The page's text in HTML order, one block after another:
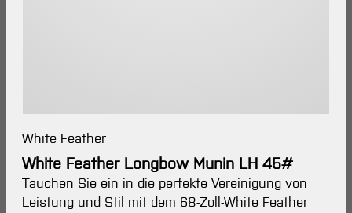
White Feather
White Feather Longbow Munin LH 45#
Tauchen Sie ein in die perfekte Vereinigung von
Leistung und Stil mit dem 68-Zoll-White Feather